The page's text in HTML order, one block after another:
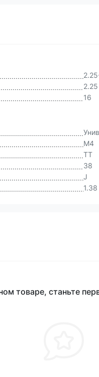
2.25
16
M4
TT
38
J
1.38
товаре, станьте